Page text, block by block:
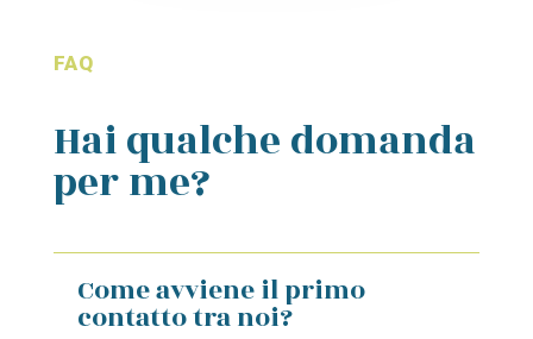
FAQ
Hai qualche domanda
per me?
Come avviene il primo
contatto tra noi?